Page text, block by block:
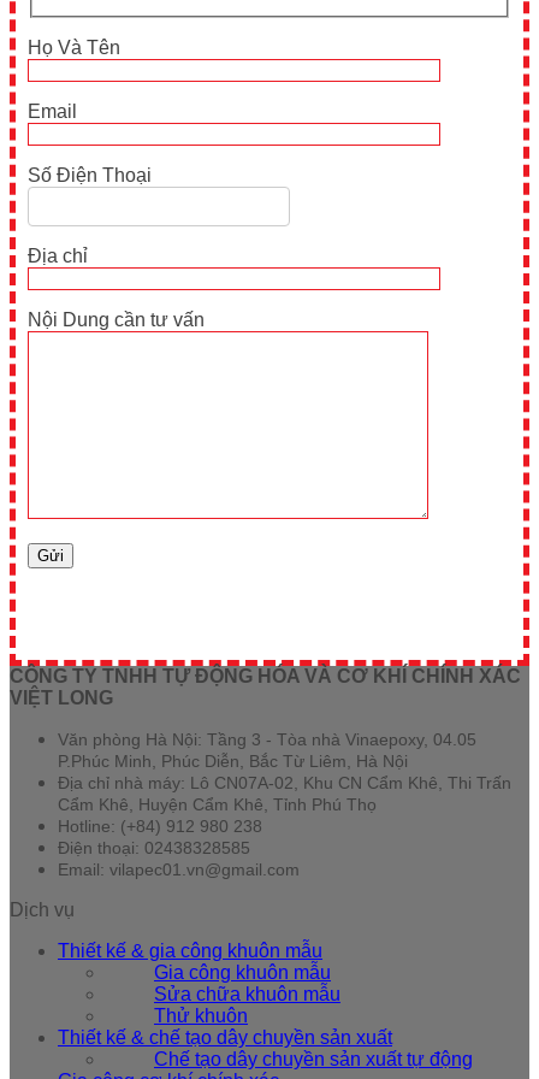
Họ Và Tên
Email
Số Điện Thoại
Địa chỉ
Nội Dung cần tư vấn
CÔNG TY TNHH TỰ ĐỘNG HÓA VÀ CƠ KHÍ CHÍNH XÁC
VIỆT LONG
Văn phòng Hà Nội: Tầng 3 - Tòa nhà Vinaepoxy, 04.05
P.Phúc Minh, Phúc Diễn, Bắc Từ Liêm, Hà Nội
Địa chỉ nhà máy: Lô CN07A-02, Khu CN Cẩm Khê, Thi Trấn
Cẩm Khê, Huyện Cẩm Khê, Tỉnh Phú Thọ
Hotline: (+84) 912 980 238
Điện thoại: 02438328585
Email: vilapec01.vn@gmail.com
Dịch vụ
Thiết kế & gia công khuôn mẫu
Gia công khuôn mẫu
Sửa chữa khuôn mẫu
Thử khuôn
Thiết kế & chế tạo dây chuyền sản xuất
Chế tạo dây chuyền sản xuất tự động